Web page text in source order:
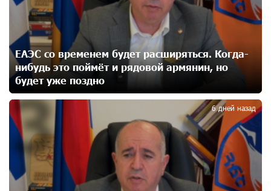
При поддержке Ucom в Шенаване установлена
солнечная станция мощностью 10 кВт
21 дней назад
Юнибанк разыграет поездку в Италию среди новых
держателей карт Mastercard World «Travel»
22 дней назад
Москва–Баку: есть разногласия, но связи
сохраняются. А мы что делаем?
23 дней назад
ЕАЭС со временем будет расширяться. Когда-
нибудь это поймёт и рядовой армянин, но
будет уже поздно
6 дней назад
3